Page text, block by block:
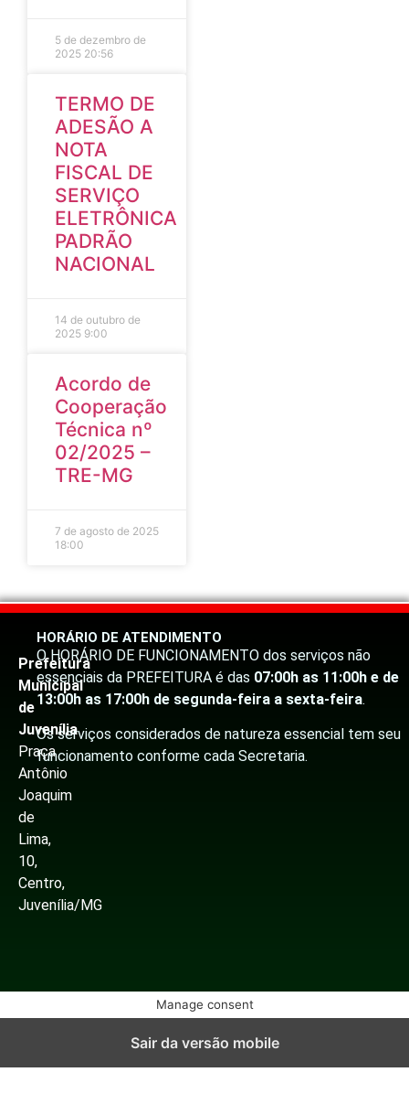
5 de dezembro de
2025 20:56
TERMO DE
ADESÃO A
NOTA
FISCAL DE
SERVIÇO
ELETRÔNICA
PADRÃO
NACIONAL
14 de outubro de
2025 9:00
Acordo de
Cooperação
Técnica nº
02/2025 –
TRE-MG
7 de agosto de 2025
18:00
Prefeitura
Municipal
de
Juvenília
Praça
Antônio
Joaquim
de
Lima,
10,
Centro,
Juvenília/MG
HORÁRIO DE ATENDIMENTO
O HORÁRIO DE FUNCIONAMENTO dos serviços não
essenciais da PREFEITURA é das 07:00h as 11:00h e de
13:00h as 17:00h de segunda-feira a sexta-feira.
Os serviços considerados de natureza essencial tem seu
funcionamento conforme cada Secretaria.
Manage consent
Sair da versão mobile